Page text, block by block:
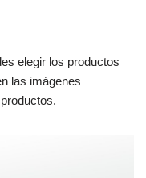
elegir los productos
las imágenes